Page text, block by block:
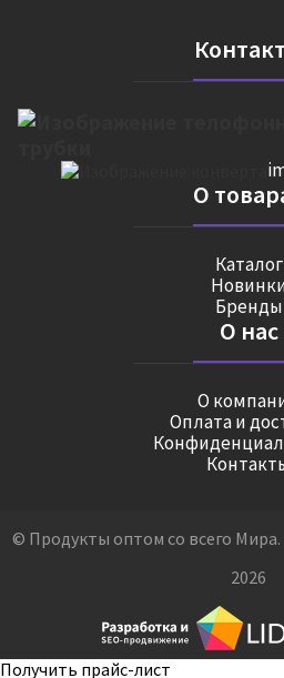
О
Каталог
Бренды
О нас
О
Оплата и
© Продукты оптом со всего
2026
Получить прайс-лист